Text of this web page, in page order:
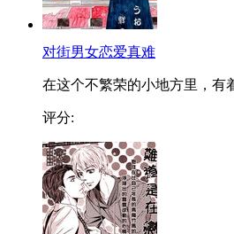
对街男女恋爱真难
在这个不繁荣的小地方里，有
评分: